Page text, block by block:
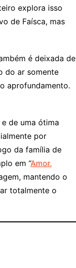
explora isso
de Faísca, mas
é deixada de
do ar somente
aprofundamento.
e de uma ótima
por
da família de
em “Amor,
mantendo o
totalmente o